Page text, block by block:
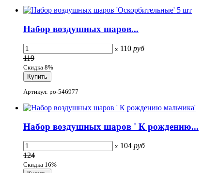
Набор воздушных шаров...
x 110 руб
119
Скидка 8%
Артикул: po-546977
Набор воздушных шаров ' К рождению...
x 104 руб
124
Скидка 16%